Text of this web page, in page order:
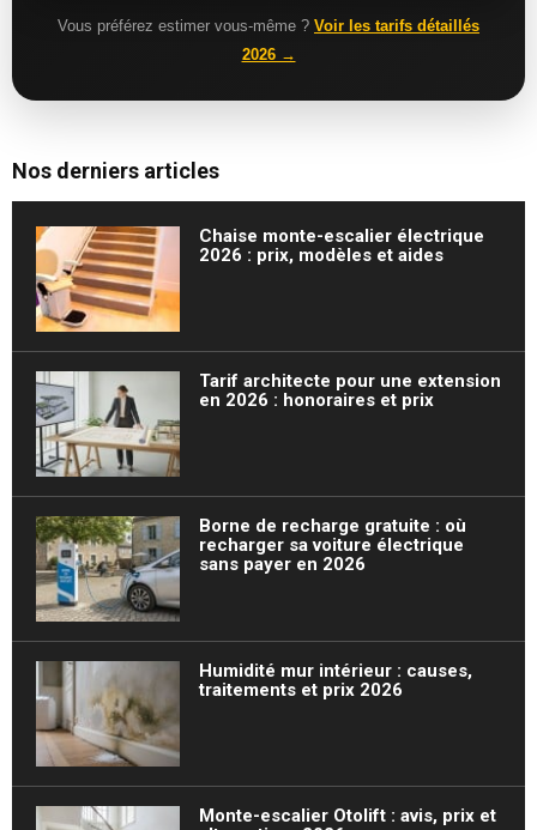
Vous préférez estimer vous-même ? Voir les tarifs détaillés
2026 →
Nos derniers articles
Chaise monte-escalier électrique
2026 : prix, modèles et aides
Tarif architecte pour une extension
en 2026 : honoraires et prix
Borne de recharge gratuite : où
recharger sa voiture électrique
sans payer en 2026
Humidité mur intérieur : causes,
traitements et prix 2026
Monte-escalier Otolift : avis, prix et